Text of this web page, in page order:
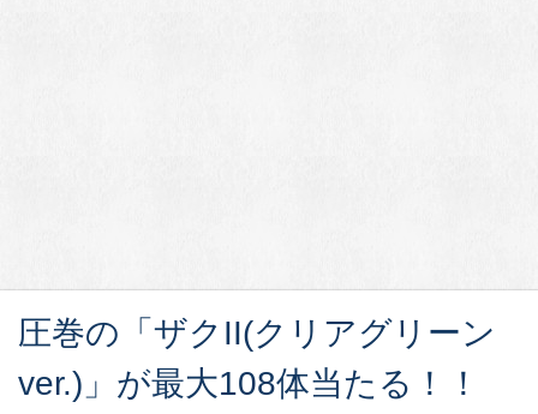
圧巻の「ザクII(クリアグリーン
ver.)」が最大108体当たる！！